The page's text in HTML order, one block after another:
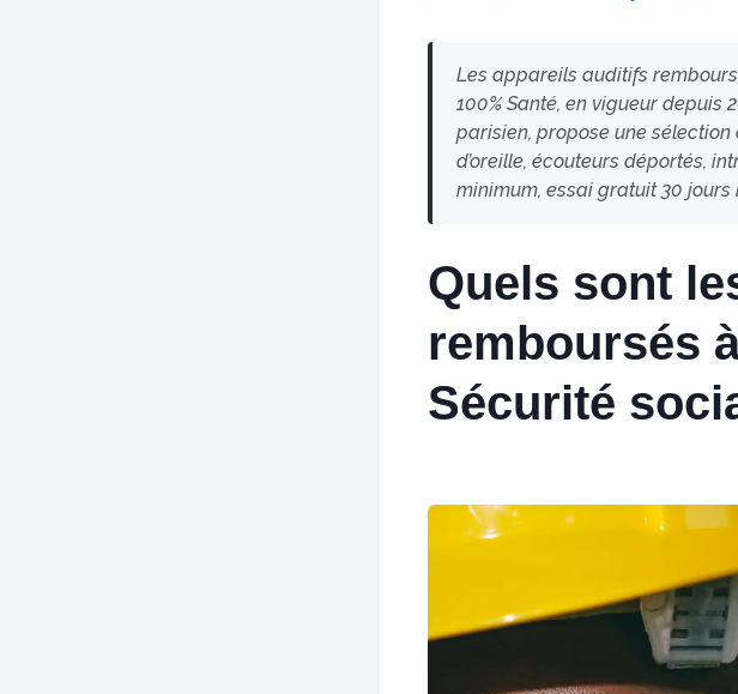
Les appareils auditifs
100% Santé, en vigueur depuis
parisien, propose une
d’oreille, écouteurs déportés,
minimum, essai gratuit 30 jours
Quels sont
remboursés
Sécurité